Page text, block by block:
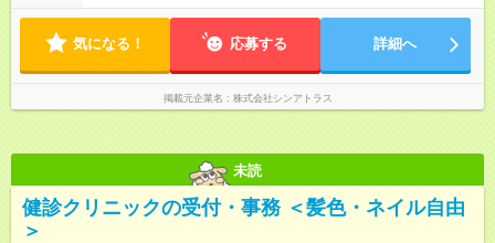
気になる！ 応募する 詳細へ
掲載元企業名 株式会社シンアトラス
未読
健診クリニックの受付・事務 ＜髪色・ネイル自由
＞